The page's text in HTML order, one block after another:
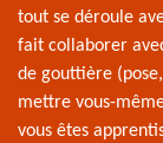
tout se déroule
fait collaborer
de gouttière
mettre vous-
vous êtes